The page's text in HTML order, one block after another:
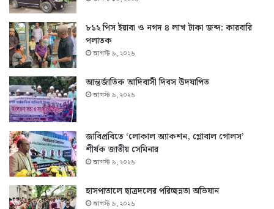
৮১২ পিস ইয়াবা ও নগদ ৪ লাখ টাকা জব্দ: কারবারি
পলাতক
আগস্ট ৯, ২০২৬
আন্তর্জাতিক আদিবাসী দিবস উদযাপিত
আগস্ট ৯, ২০২৬
জাবিপ্রবিতে ‘লোকাল অ্যাকশন, গ্লোবাল গোলস’
শীর্ষক জাতীয় সেমিনার
আগস্ট ৯, ২০২৬
হাসপাতালে ছাত্রদলের পরিচ্ছন্নতা অভিযান
আগস্ট ৯, ২০২৬